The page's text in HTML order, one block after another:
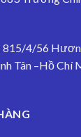
815/4/56
Tân –Hồ Chí